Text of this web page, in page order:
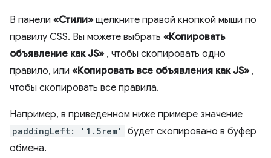
В панели «Стили» щелкните правой кнопкой мыши по
правилу CSS. Вы можете выбрать «Копировать
объявление как JS» , чтобы скопировать одно
правило, или «Копировать все объявления как JS» ,
чтобы скопировать все правила.
Например, в приведенном ниже примере значение
paddingLeft: '1.5rem'
будет скопировано в буфер
обмена.